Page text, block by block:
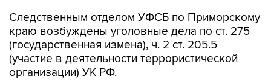
Следственным отделом УФСБ по Приморскому
краю возбуждены уголовные дела по ст. 275
(государственная измена), ч. 2 ст. 205.5
(участие в деятельности террористической
организации) УК РФ.